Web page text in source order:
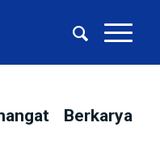
Berkarya